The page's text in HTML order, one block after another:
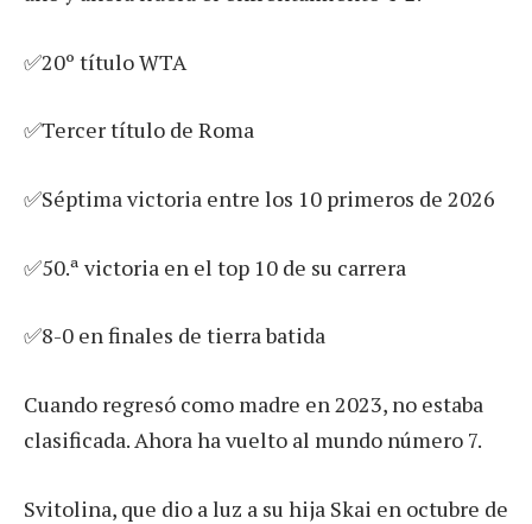
✅20º título WTA
✅Tercer título de Roma
✅Séptima victoria entre los 10 primeros de 2026
✅50.ª victoria en el top 10 de su carrera
✅8-0 en finales de tierra batida
Cuando regresó como madre en 2023, no estaba
clasificada. Ahora ha vuelto al mundo número 7.
Svitolina, que dio a luz a su hija Skai en octubre de